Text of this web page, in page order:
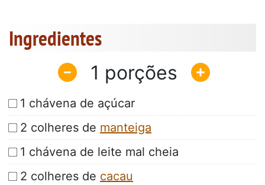
Ingredientes
1
1 chávena de açúcar
2 colheres de manteiga
1 chávena de leite mal cheia
2 colheres de cacau